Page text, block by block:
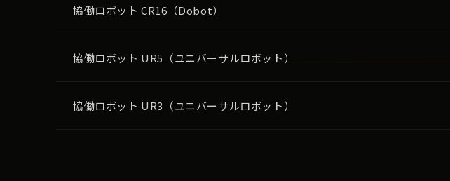
協働ロボット CR16（Dobot）
協働ロボット UR5（ユニバーサルロボット）
協働ロボット UR3（ユニバーサルロボット）